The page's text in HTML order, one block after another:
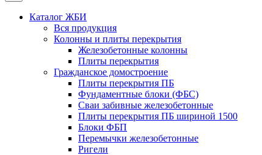
Каталог ЖБИ
Вся продукция
Колонны и плиты перекрытия
Железобетонные колонны
Плиты перекрытия
Гражданское домостроение
Плиты перекрытия ПБ
Фундаментные блоки (ФБС)
Сваи забивные железобетонные
Плиты перекрытия ПБ шириной 1500
Блоки ФБП
Перемычки железобетонные
Ригели